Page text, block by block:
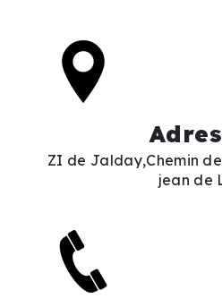
ZI de Jalday,Chemin
jean de